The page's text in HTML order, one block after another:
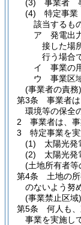
(3)
事業者
(4)
特定事業
該当するも
ア
発電出
接した場
行う場合
イ
事業の
ウ
事業区
(事業者の責務)
第3条
事業者
環境等の保全
2
事業者は、
3
特定事業を
(1)
太陽光発
(2)
太陽光発
(土地所有者等
第4条
土地の
のないよう努
(事業禁止区域)
第5条
何人も
事業を実施し